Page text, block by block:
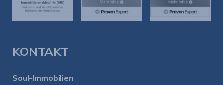
KONTAKT
Soul-Immobilien